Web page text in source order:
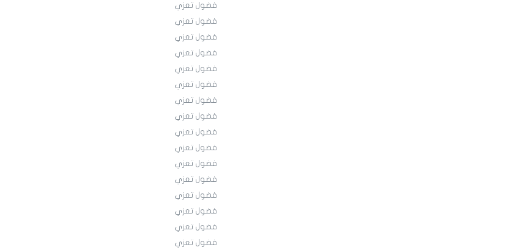
فضول تعزي
فضول تعزي
فضول تعزي
فضول تعزي
فضول تعزي
فضول تعزي
فضول تعزي
فضول تعزي
فضول تعزي
فضول تعزي
فضول تعزي
فضول تعزي
فضول تعزي
فضول تعزي
فضول تعزي
فضول تعزي